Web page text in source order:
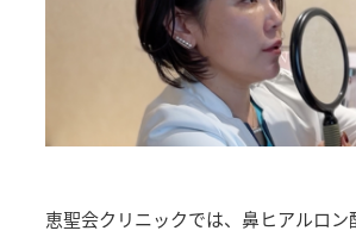
恵聖会クリニックでは、鼻ヒアルロン